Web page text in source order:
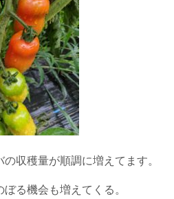
収穫量が順調に増えてます。
る機会も増えてくる。